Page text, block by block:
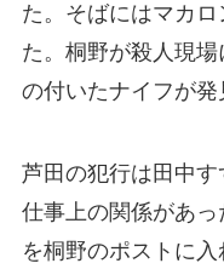
た。そばにはマカ
た。桐野が殺人現
の付いたナイフが発
芦田の犯行は田中
仕事上の関係があ
を桐野のポストに入